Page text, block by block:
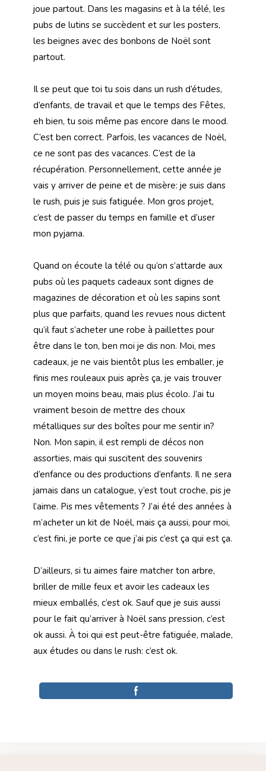
joue partout. Dans les magasins et à la télé, les
pubs de lutins se succèdent et sur les posters,
les beignes avec des bonbons de Noël sont
partout.
Il se peut que toi tu sois dans un rush d’études,
d’enfants, de travail et que le temps des Fêtes,
eh bien, tu sois même pas encore dans le mood.
C’est ben correct. Parfois, les vacances de Noël,
ce ne sont pas des vacances. C’est de la
récupération. Personnellement, cette année je
vais y arriver de peine et de misère: je suis dans
le rush, puis je suis fatiguée. Mon gros projet,
c’est de passer du temps en famille et d’user
mon pyjama.
Quand on écoute la télé ou qu’on s’attarde aux
pubs où les paquets cadeaux sont dignes de
magazines de décoration et où les sapins sont
plus que parfaits, quand les revues nous dictent
qu’il faut s’acheter une robe à paillettes pour
être dans le ton, ben moi je dis non. Moi, mes
cadeaux, je ne vais bientôt plus les emballer, je
finis mes rouleaux puis après ça, je vais trouver
un moyen moins beau, mais plus écolo. J’ai tu
vraiment besoin de mettre des choux
métalliques sur des boîtes pour me sentir in?
Non. Mon sapin, il est rempli de décos non
assorties, mais qui suscitent des souvenirs
d’enfance ou des productions d’enfants. Il ne sera
jamais dans un catalogue, y’est tout croche, pis je
l’aime. Pis mes vêtements ? J’ai été des années à
m’acheter un kit de Noël, mais ça aussi, pour moi,
c’est fini, je porte ce que j’ai pis c’est ça qui est ça.
D’ailleurs, si tu aimes faire matcher ton arbre,
briller de mille feux et avoir les cadeaux les
mieux emballés, c’est ok. Sauf que je suis aussi
pour le fait qu’arriver à Noël sans pression, c’est
ok aussi. À toi qui est peut-être fatiguée, malade,
aux études ou dans le rush: c’est ok.